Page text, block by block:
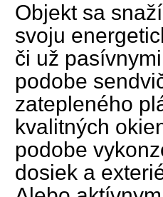
Objekt sa
svoju
či už
podobe
zatepleného
kvalitných
podobe
dosiek a